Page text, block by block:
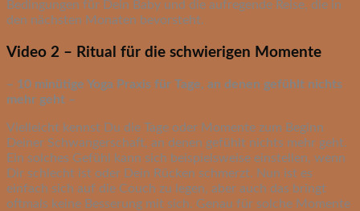
Bedingungen für Dein Baby und die aufregende Reise, die in
den nächsten Monaten bevorsteht.
Video 2 – Ritual für die schwierigen Momente
– 10 minütige Yoga Praxis für Tage, an denen gefühlt nichts
mehr geht –
Vielleicht kennst Du die Tage oder Momente zum Beginn
Deiner Schwangerschaft, an denen gefühlt nichts mehr geht.
Ein solches Gefühl kann sich beispielsweise einstellen, wenn
Dir schlecht ist oder Dein Rücken schmerzt. Nun ist es
einfach sich auf die Couch zu legen, aber auch das bringt
oftmals keine Besserung mit sich. Genau für solche Momente